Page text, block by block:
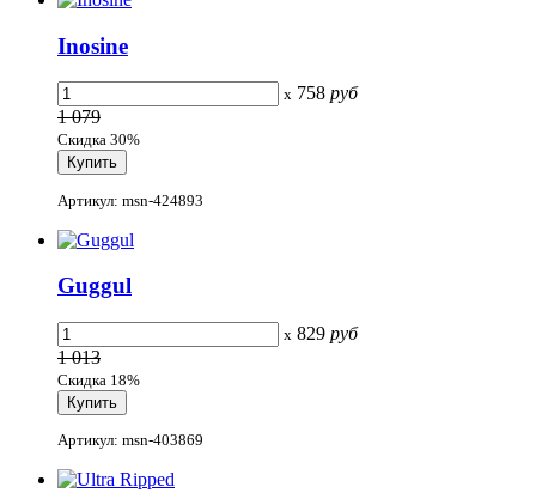
Inosine
x 758 руб
1 079
Скидка 30%
Артикул: msn-424893
Guggul
x 829 руб
1 013
Скидка 18%
Артикул: msn-403869